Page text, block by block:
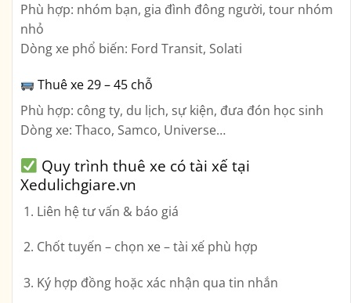
Phù hợp: nhóm bạn, gia đình đông người, tour nhóm
nhỏ
Dòng xe phổ biến: Ford Transit, Solati
Thuê xe 29 – 45 chỗ
Phù hợp: công ty, du lịch, sự kiện, đưa đón học sinh
Dòng xe: Thaco, Samco, Universe…
Quy trình thuê xe có tài xế tại
Xedulichgiare.vn
Liên hệ tư vấn & báo giá
Chốt tuyến – chọn xe – tài xế phù hợp
Ký hợp đồng hoặc xác nhận qua tin nhắn